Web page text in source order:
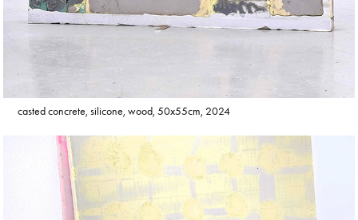
casted concrete, silicone, wood, 50x55cm, 2024